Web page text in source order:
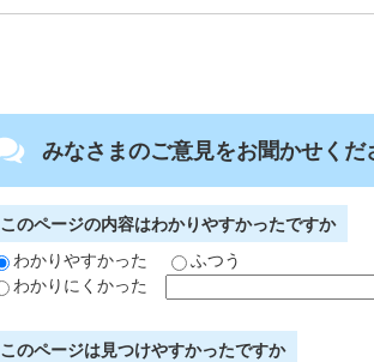
みなさまのご意見をお聞かせくだ
このページの内容はわかりやすかったですか
わかりやすかった
ふつう
わかりにくかった
このページは見つけやすかったですか